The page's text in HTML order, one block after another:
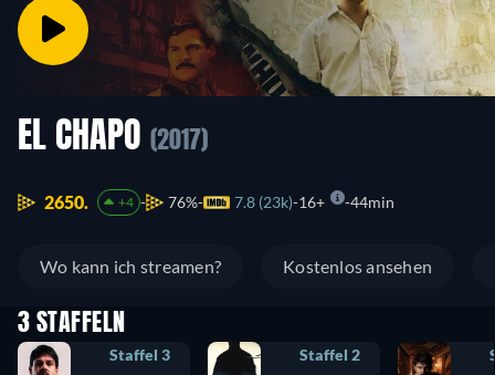
EL CHAPO (2017)
2650. +4 76% 7.8 (23k) 16+ 44min
Wo kann ich streamen? Kostenlos ansehen
3 STAFFELN
Staffel 3
Staffel 2